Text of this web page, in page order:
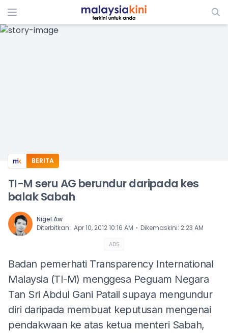
ADS
BERITA
TI-M seru AG berundur daripada kes
balak Sabah
Nigel Aw
Diterbitkan: Apr 10, 2012 10:16 AM ⋅ Dikemaskini: 2:23 AM
ADS
Badan pemerhati Transparency International
Malaysia (TI-M) menggesa Peguam Negara
Tan Sri Abdul Gani Patail supaya mengundur
diri daripada membuat keputusan mengenai
pendakwaan ke atas ketua menteri Sabah,